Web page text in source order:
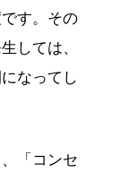
す。その
しては、
なってし
「コンセ